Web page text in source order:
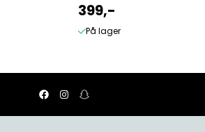
399,-
På lager